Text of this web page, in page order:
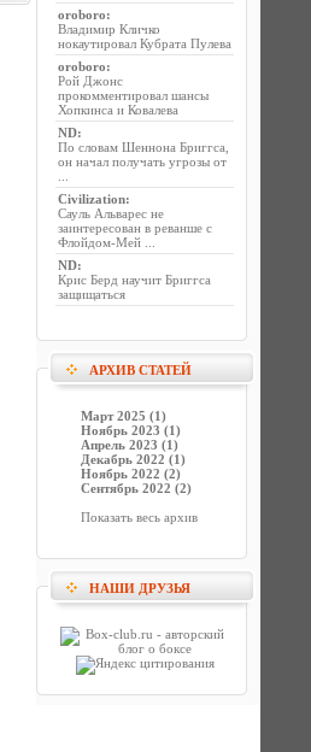
oroboro:
Владимир Кличко
нокаутировал Кубрата Пулева
oroboro:
Рой Джонс
прокомментировал шансы
Хопкинса и Ковалева
ND:
По словам Шеннона Бриггса,
он начал получать угрозы от
Civilization:
Сауль Альварес не
заинтересован в реванше с
Флойдом-Мей ...
ND:
Крис Берд научит Бриггса
защищаться
АРХИВ СТАТЕЙ
Март 2025 (1)
Ноябрь 2023 (1)
Апрель 2023 (1)
Декабрь 2022 (1)
Ноябрь 2022 (2)
Сентябрь 2022 (2)
Показать весь архив
НАШИ ДРУЗЬЯ